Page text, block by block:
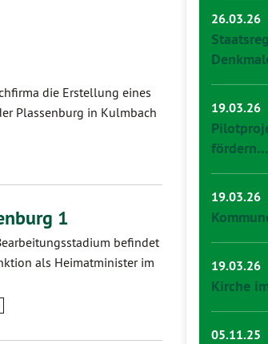
die Erstellung eines
Plassenburg in Kulmbach
1
befindet
als Heimatminister im
26.03.26
19.03.26
fördern…
19.03.26
19.03.26
Kirche
05.11.25